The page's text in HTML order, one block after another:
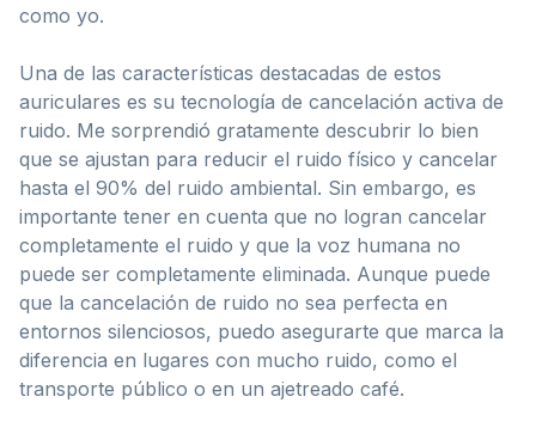
como yo.
Una de las características destacadas de estos
auriculares es su tecnología de cancelación activa de
ruido. Me sorprendió gratamente descubrir lo bien
que se ajustan para reducir el ruido físico y cancelar
hasta el 90% del ruido ambiental. Sin embargo, es
importante tener en cuenta que no logran cancelar
completamente el ruido y que la voz humana no
puede ser completamente eliminada. Aunque puede
que la cancelación de ruido no sea perfecta en
entornos silenciosos, puedo asegurarte que marca la
diferencia en lugares con mucho ruido, como el
transporte público o en un ajetreado café.